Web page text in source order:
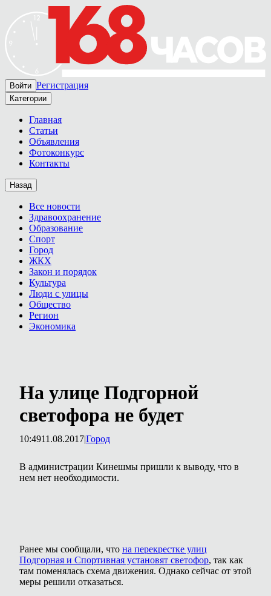
Войти Регистрация
Категории
Главная
Статьи
Объявления
Фотоконкурс
Контакты
Назад
Все новости
Здравоохранение
Образование
Спорт
Город
ЖКХ
Закон и порядок
Культура
Люди с улицы
Общество
Регион
Экономика
На улице Подгорной
светофора не будет
10:4911.08.2017|Город
В администрации Кинешмы пришли к выводу, что в
нем нет необходимости.
Ранее мы сообщали, что на перекрестке улиц
Подгорная и Спортивная установят светофор, так как
там поменялась схема движения. Однако сейчас от этой
меры решили отказаться.